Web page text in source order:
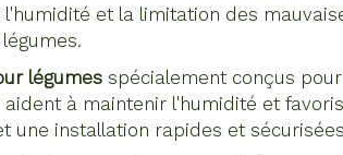
et la limitation des
légumes spécialement conçus
aident à maintenir l'humidité et
une installation rapides et